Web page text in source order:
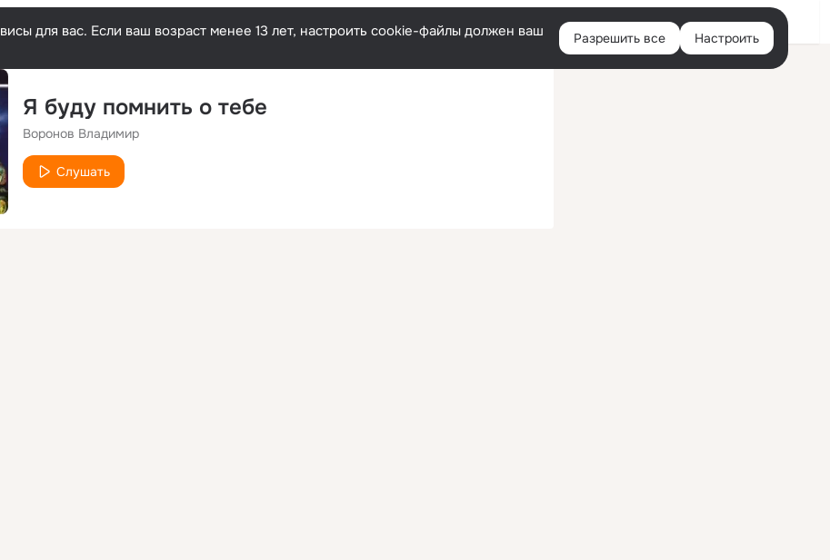
Войти
для вас. Если ваш возраст менее 13 лет, настроить cookie-файлы должен ваш
Разрешить все Настроить
Я буду помнить о тебе
Воронов Владимир
Слушать